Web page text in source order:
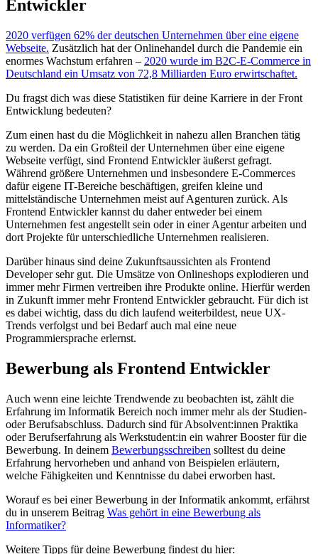
Entwickler
2020 verfügen 62% der deutschen Unternehmen über eine eigene
Webseite. Zusätzlich hat der Onlinehandel durch die Pandemie ein
enormes Wachstum erfahren – 2020 wurde im B2C-E-Commerce in
Deutschland ein Umsatz von 72,8 Milliarden Euro erwirtschaftet.
Du fragst dich was diese Statistiken für deine Karriere in der Front
Entwicklung bedeuten?
Zum einen hast du die Möglichkeit in nahezu allen Branchen tätig
zu werden. Da ein Großteil der Unternehmen über eine eigene
Webseite verfügt, sind Frontend Entwickler äußerst gefragt.
Während größere Unternehmen und insbesondere E-Commerces
dafür eigene IT-Bereiche beschäftigen, greifen kleine und
mittelständische Unternehmen meist auf Agenturen zurück. Als
Frontend Entwickler kannst du daher entweder bei einem
Unternehmen fest angestellt sein oder in einer Agentur arbeiten und
dort Projekte für unterschiedliche Unternehmen realisieren.
Darüber hinaus sind deine Zukunftsaussichten als Frontend
Developer sehr gut. Die Umsätze von Onlineshops explodieren und
immer mehr Firmen vertreiben ihre Produkte online. Hierfür werden
in Zukunft immer mehr Frontend Entwickler gebraucht. Für dich ist
es dabei wichtig, dass du dich laufend weiterbildest, neue UX-
Trends verfolgst und bei Bedarf auch mal eine neue
Programmiersprache erlernst.
Bewerbung als Frontend Entwickler
Auch wenn eine leichte Trendwende zu beobachten ist, zählt die
Erfahrung im Informatik Bereich noch immer mehr als der Studien-
oder Berufsabschluss. Dadurch sind für Absolvent:innen Praktika
oder Berufserfahrung als Werkstudent:in ein wahrer Booster für die
Bewerbung. In deinem Bewerbungsschreiben solltest du deine
Erfahrung hervorheben und anhand von Beispielen erläutern,
welche Fähigkeiten und Kenntnisse du dabei erworben hast.
Worauf es bei einer Bewerbung in der Informatik ankommt, erfährst
du in unserem Beitrag Was gehört in eine Bewerbung als
Informatiker?
Weitere Tipps für deine Bewerbung findest du hier: